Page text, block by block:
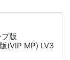
版
(VIP MP) LV3